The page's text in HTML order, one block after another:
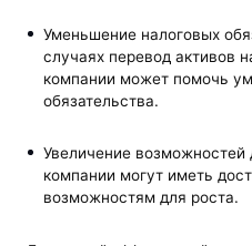
Уменьшение налоговых
случаях перевод активов
компании может помочь
обязательства.
Увеличение
компании могут иметь
возможностям для роста.